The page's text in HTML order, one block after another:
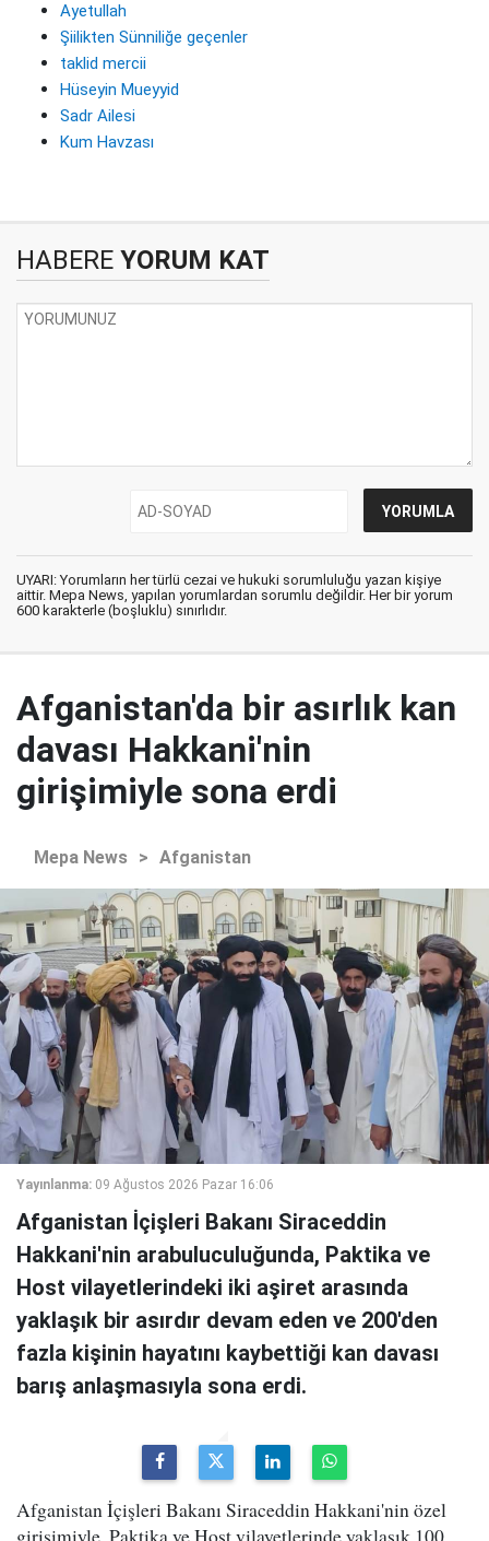
Ayetullah
Şiilikten Sünniliğe geçenler
taklid mercii
Hüseyin Mueyyid
Sadr Ailesi
Kum Havzası
HABERE YORUM KAT
UYARI: Yorumların her türlü cezai ve hukuki sorumluluğu yazan kişiye
aittir. Mepa News, yapılan yorumlardan sorumlu değildir. Her bir yorum
600 karakterle (boşluklu) sınırlıdır.
Afganistan'da bir asırlık kan
davası Hakkani'nin
girişimiyle sona erdi
Mepa News > Afganistan
Yayınlanma: 09 Ağustos 2026 Pazar 16:06
Afganistan İçişleri Bakanı Siraceddin
Hakkani'nin arabuluculuğunda, Paktika ve
Host vilayetlerindeki iki aşiret arasında
yaklaşık bir asırdır devam eden ve 200'den
fazla kişinin hayatını kaybettiği kan davası
barış anlaşmasıyla sona erdi.
Afganistan İçişleri Bakanı Siraceddin Hakkani'nin özel